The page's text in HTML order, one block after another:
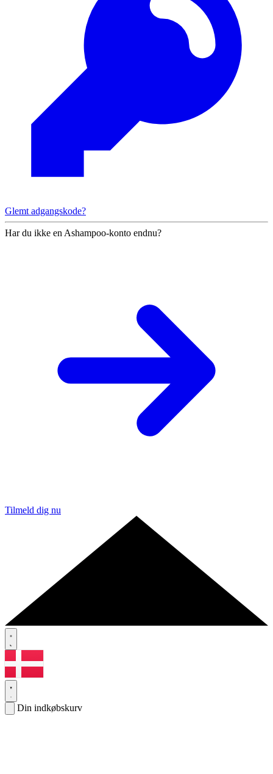
Glemt adgangskode?
Har du ikke en Ashampoo-konto endnu?
Tilmeld dig nu
Din indkøbskurv